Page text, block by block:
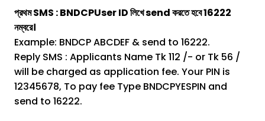
প্রথম SMS : BNDCPUser ID লিখে send করতে হবে 16222
নম্বরে।
Example: BNDCP ABCDEF & send to 16222.
Reply SMS : Applicants Name Tk 112 /- or Tk 56 /
will be charged as application fee. Your PIN is
12345678, To pay fee Type BNDCPYESPIN and
send to 16222.